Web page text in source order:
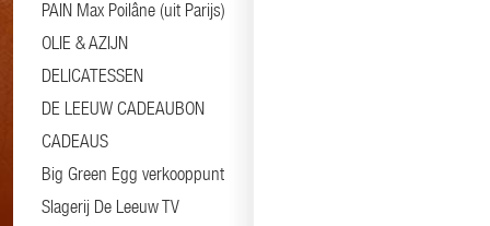
PAIN Max Poilâne (uit Parijs)
OLIE & AZIJN
DELICATESSEN
DE LEEUW CADEAUBON
CADEAUS
Big Green Egg verkooppunt
Slagerij De Leeuw TV